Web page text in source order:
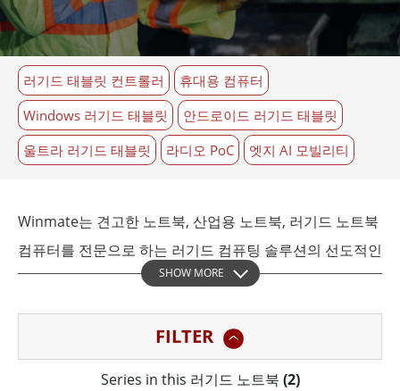
러기드 태블릿 컨트롤러
휴대용 컴퓨터
Windows 러기드 태블릿
안드로이드 러기드 태블릿
울트라 러기드 태블릿
라디오 PoC 엣지 AI 모빌리티
Winmate는 견고한 노트북, 산업용 노트북, 러기드 노트북
컴퓨터를 전문으로 하는 러기드 컴퓨팅 솔루션의 선도적인
제조업체입니다. 당사의 러기드 노트북은 가장 까다로운
현장 서비스 및 산업 응용 분야와 같은 산업에 완벽한 선택
이 될 수 있습니다.
SHOW MORE
FILTER
Series in this 러기드 노트북 (2)